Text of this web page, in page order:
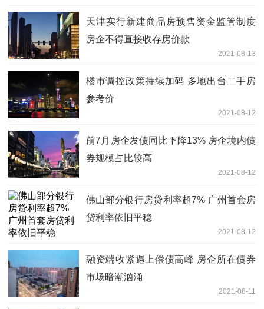
天津实行新建商品房预售资金监管制度
房企不得直接收存房价款
2021-08-13
楼市调控政策持续加码 多地出台二手房
参考价
2021-08-12
前7月房企发债同比下降13% 房企境内债
券规模占比较高
2021-08-12
佛山部分银行房贷利率超7% 广州首套房
贷利率依旧平稳
2021-08-12
融资端收紧遇上偿债高峰 房企所在债券
市场暗潮汹涌
2021-08-11